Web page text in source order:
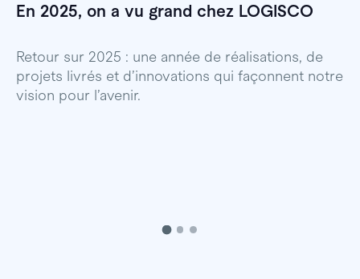
En 2025, on a vu grand chez LOGISCO
Retour sur 2025 : une année de réalisations, de
projets livrés et d’innovations qui façonnent notre
vision pour l’avenir.